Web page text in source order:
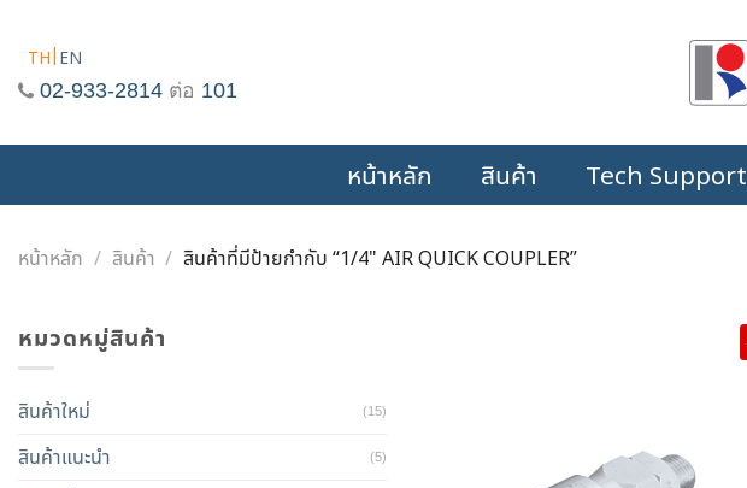
TH EN
02-933-2814 ต่อ 101
หน้าหลัก สินค้า Tech Support
หน้าหลัก / สินค้า / สินค้าที่มีป้ายกำกับ “1/4" AIR QUICK COUPLER”
หมวดหมู่สินค้า
สินค้าใหม่ (15)
สินค้าแนะนำ (5)